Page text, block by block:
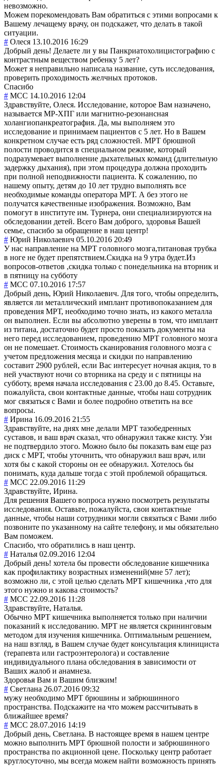
невозможно.
Можем порекомендовать Вам обратиться с этими вопросами к
Вашему лечащему врачу, он подскажет, что делать в такой
ситуации.
# Олеся 13.10.2016 16:29
Добрый день! Делаете ли у вы Панкриатохолицистографию с
контрастным веществом ребенку 5 лет?
Может я неправильно написала название, суть исследования,
проверить проходимость желчных протоков.
Спасибо
# MCC 14.10.2016 12:04
Здравствуйте, Олеся. Исследование, которое Вам назначено,
называется МР-ХПГ или магнитно-резонансная
холангиопанкреатография. Да, мы выполняем это
исследование и принимаем пациентов с 5 лет. Но в Вашем
конкретном случае есть ряд сложностей. МРТ брюшной
полости проводится в специальном режиме, который
подразумевает выполнение дыхательных команд (длительную
задержку дыхания), при этом процедура должна проходить
при полной неподвижности пациента. К сожалению, по
нашему опыту, детям до 10 лет трудно выполнять все
необходимые команды оператора МРТ. А без этого не
получатся качественные изображения. Возможно, Вам
помогут в институте им. Турнера, они специализируются на
обследовании детей. Всего Вам доброго, здоровья Вашей
семье, спасибо за обращение в наш центр!
# Юрий Николаевич 05.10.2016 20:49
У нас направление на МРТ головного мозга,титановая трубка
в ноге не будет препятствием.Скидка на 9 утра будет.Из
вопросов-ответов ,скидка только с понедельника на вторник и
в пятницу на субботу
# MCC 07.10.2016 17:57
Добрый день, Юрий Николаевич. Для того, чтобы определить,
является ли металлический имплант противопоказанием для
проведения МРТ, необходимо точно знать, из какого металла
он выполнен. Если вы абсолютно уверены в том, что имплант
из титана, достаточно будет просто показать документы на
него перед исследованием, проведению МРТ головного мозга
он не помешает. Стоимость сканирования головного мозга с
учетом предложения месяца и скидки по направлению
составит 2900 рублей, если Вас интересует ночная акция, то в
ней участвуют ночи со вторника на среду и с пятницы на
субботу, время начала исследования с 23.00 до 8.45. Оставьте,
пожалуйста, свои контактные данные, чтобы наш сотрудник
мог связаться с Вами и более подробно ответить на все
вопросы.
# Ирина 16.09.2016 21:55
Здравствуйте, на днях мне делали МРТ тазобедренных
суставов, и ваш врач сказал, что обнаружил также кисту. Узи
не подтвердило этого. Можно было бы показать вам еще раз
диск с МРТ, чтобы уточнить, что обнаружил ваш врач, или
хотя бы с какой стороны он ее обнаружил. Хотелось бы
понимать, куда дальше тогда с этой проблемой обращаться.
# MCC 22.09.2016 11:29
Здравствуйте, Ирина.
Для решения Вашего вопроса нужно посмотреть результаты
исследования. Оставьте, пожалуйста, свои контактные
данные, чтобы наши сотрудники могли связаться с Вами либо
позвоните по указанному на сайте телефону, и мы обязательно
Вам поможем.
Спасибо, что обратились в наш центр.
# Наталья 02.09.2016 12:04
Добрый день! хотела бы провести обследование кишечника
как профилактику возрастных изменений(мне 57 лет);
возможно ли, с этой целью сделать МРТ кишечника ,что для
этого нужно и какова стоимость?
# MCC 22.09.2016 11:28
Здравствуйте, Наталья.
Обычно МРТ кишечника выполняется только при наличии
показаний к исследованию. МРТ не является скрининговым
методом для изучения кишечника. Оптимальным решением,
на наш взгляд, в Вашем случае будет консультация клинициста
(терапевта или гастроэнтеролога) и составление
индивидуального плана обследования в зависимости от
Ваших жалоб и анамнеза.
Здоровья Вам и Вашим близким!
# Светлана 26.07.2016 09:32
мужу необходимо МРТ брюшины и забрюшинного
пространства. Подскажите на что можем рассчитывать в
ближайшее время?
# MCC 28.07.2016 14:19
Добрый день, Светлана. В настоящее время в нашем центре
можно выполнить МРТ брюшной полости и забрюшинного
пространства по акционной цене. Поскольку центр работает
круглосуточно, мы всегда можем найти возможность принять